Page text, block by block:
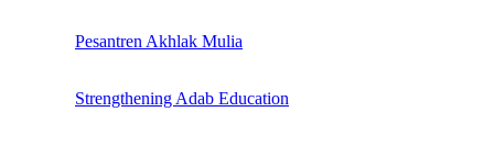
Pesantren Akhlak Mulia
Strengthening Adab Education